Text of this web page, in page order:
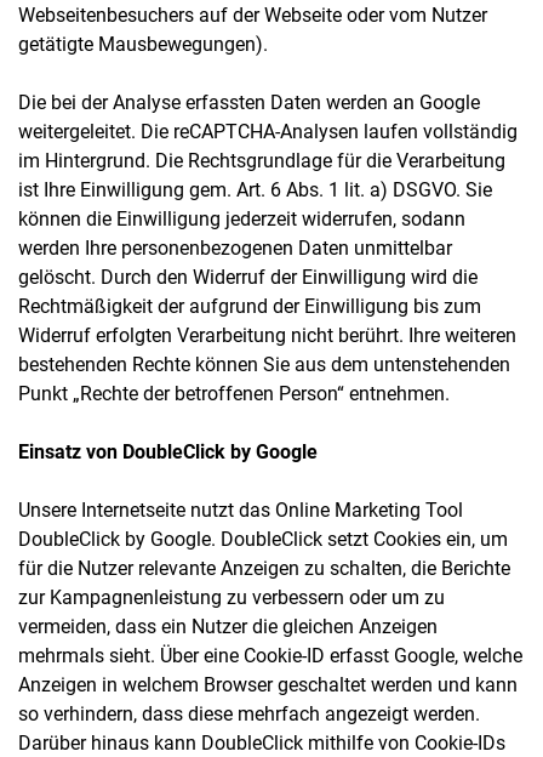
Webseitenbesuchers auf der Webseite oder vom Nutzer
getätigte Mausbewegungen).
Die bei der Analyse erfassten Daten werden an Google
weitergeleitet. Die reCAPTCHA-Analysen laufen vollständig
im Hintergrund. Die Rechtsgrundlage für die Verarbeitung
ist Ihre Einwilligung gem. Art. 6 Abs. 1 lit. a) DSGVO. Sie
können die Einwilligung jederzeit widerrufen, sodann
werden Ihre personenbezogenen Daten unmittelbar
gelöscht. Durch den Widerruf der Einwilligung wird die
Rechtmäßigkeit der aufgrund der Einwilligung bis zum
Widerruf erfolgten Verarbeitung nicht berührt. Ihre weiteren
bestehenden Rechte können Sie aus dem untenstehenden
Punkt „Rechte der betroffenen Person“ entnehmen.
Einsatz von DoubleClick by Google
Unsere Internetseite nutzt das Online Marketing Tool
DoubleClick by Google. DoubleClick setzt Cookies ein, um
für die Nutzer relevante Anzeigen zu schalten, die Berichte
zur Kampagnenleistung zu verbessern oder um zu
vermeiden, dass ein Nutzer die gleichen Anzeigen
mehrmals sieht. Über eine Cookie-ID erfasst Google, welche
Anzeigen in welchem Browser geschaltet werden und kann
so verhindern, dass diese mehrfach angezeigt werden.
Darüber hinaus kann DoubleClick mithilfe von Cookie-IDs